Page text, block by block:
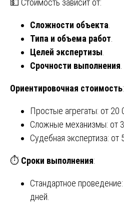
💵 Стоимость зависит от:
Сложности объекта
Типа и объема работ
Целей экспертизы
Срочности выполнения
Ориентировочная стоимость:
Простые агрегаты: от 20
Сложные механизмы: от
Судебная экспертиза: от
⏱ Сроки выполнения:
Стандартное
дней.